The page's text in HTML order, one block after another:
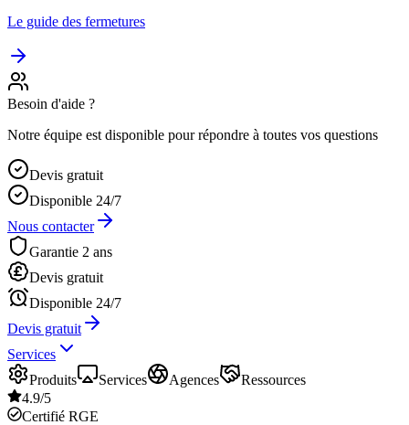
Le guide des fermetures
Besoin d'aide ?
Notre équipe est disponible pour répondre à toutes vos questions
Devis gratuit
Disponible 24/7
Nous contacter
Garantie 2 ans
Devis gratuit
Disponible 24/7
Devis gratuit
Services
Produits
Services Agences
Ressources
4.9/5
Certifié RGE